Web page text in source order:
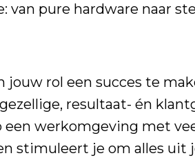
pure hardware naar
rol een succes te
resultaat- én
werkomgeving met
stimuleert je om alles uit